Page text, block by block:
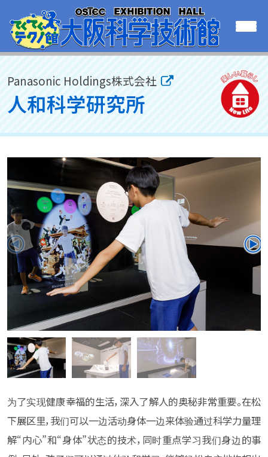
Panasonic Holdings株式会社
人和科学研究所
为了实现健康幸福的生活，深入了解人的奥秘非常重要。在松
下展区里，我们可以一边活动身体一边来体验通过科学力量理
解“内心”和“身体”状态的技术，同时重点学习我们身边的事